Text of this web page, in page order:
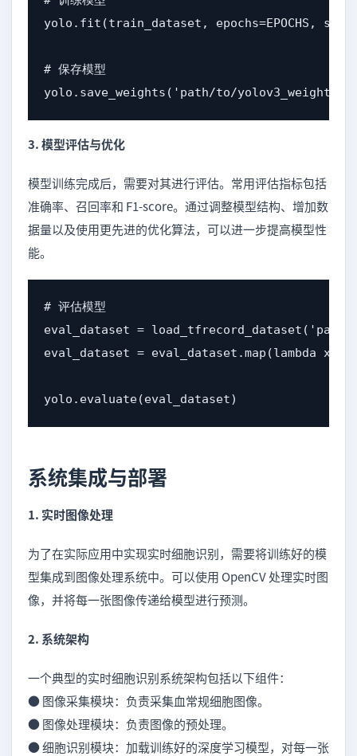
yolo.fit(train_dataset, epochs=EPOCHS,
# 保存模型
yolo.save_weights('path/to/
3. 模型评估与优化
模型训练完成后，需要对其进行评估。常用评估指标包括
准确率、召回率和 F1-score。通过调整模型结构、增加数
据量以及使用更先进的优化算法，可以进一步提高模型性
能。
# 评估模型
eval_dataset =
eval_dataset = eval_dataset.map(lambda
yolo.evaluate(eval_dataset)
系统集成与部署
1. 实时图像处理
为了在实际应用中实现实时细胞识别，需要将训练好的模
型集成到图像处理系统中。可以使用 OpenCV 处理实时图
像，并将每一张图像传递给模型进行预测。
2. 系统架构
一个典型的实时细胞识别系统架构包括以下组件：
● 图像采集模块：负责采集血常规细胞图像。
● 图像处理模块：负责图像的预处理。
● 细胞识别模块：加载训练好的深度学习模型，对每一张